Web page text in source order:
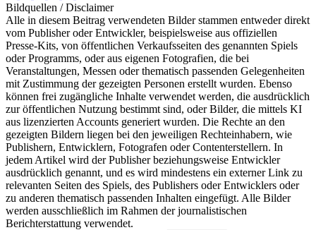
Bildquellen / Disclaimer
Alle in diesem Beitrag verwendeten Bilder stammen entweder direkt
vom Publisher oder Entwickler, beispielsweise aus offiziellen
Presse-Kits, von öffentlichen Verkaufsseiten des genannten Spiels
oder Programms, oder aus eigenen Fotografien, die bei
Veranstaltungen, Messen oder thematisch passenden Gelegenheiten
mit Zustimmung der gezeigten Personen erstellt wurden. Ebenso
können frei zugängliche Inhalte verwendet werden, die ausdrücklich
zur öffentlichen Nutzung bestimmt sind, oder Bilder, die mittels KI
aus lizenzierten Accounts generiert wurden. Die Rechte an den
gezeigten Bildern liegen bei den jeweiligen Rechteinhabern, wie
Publishern, Entwicklern, Fotografen oder Contenterstellern. In
jedem Artikel wird der Publisher beziehungsweise Entwickler
ausdrücklich genannt, und es wird mindestens ein externer Link zu
relevanten Seiten des Spiels, des Publishers oder Entwicklers oder
zu anderen thematisch passenden Inhalten eingefügt. Alle Bilder
werden ausschließlich im Rahmen der journalistischen
Berichterstattung verwendet.